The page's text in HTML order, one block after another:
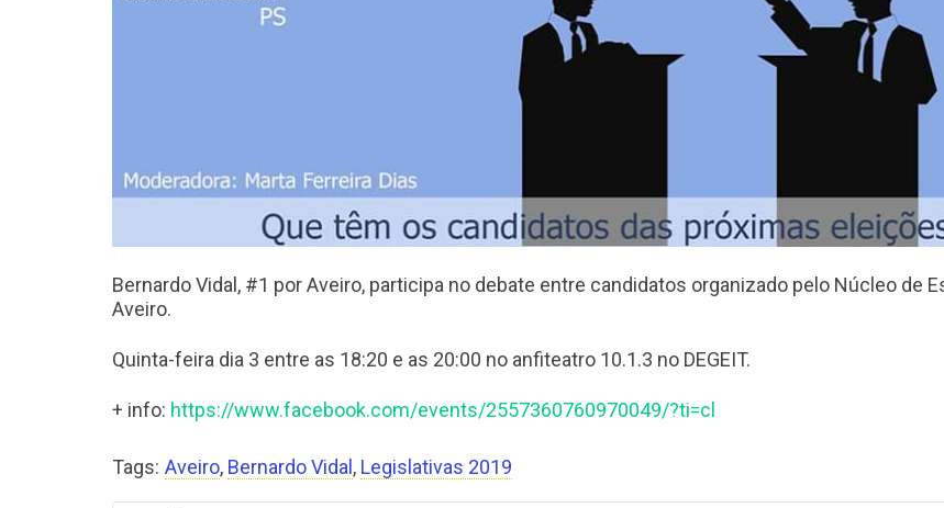
Bernardo Vidal, #1 por Aveiro, participa no debate entre candidatos organizado pelo Núcleo de
Aveiro.
Quinta-feira dia 3 entre as 18:20 e as 20:00 no anfiteatro 10.1.3 no DEGEIT.
+ info: https://www.facebook.com/events/2557360760970049/?ti=cl
Tags: Aveiro, Bernardo Vidal, Legislativas 2019